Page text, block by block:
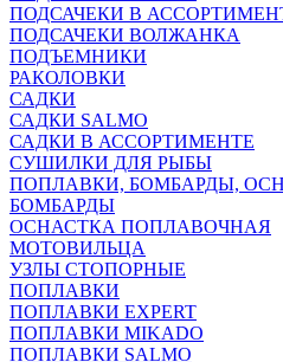
ПОДСАЧЕКИ В
ПОДСАЧЕКИ ВОЛЖАНКА
ПОДЪЕМНИКИ
РАКОЛОВКИ
САДКИ
САДКИ SALMO
САДКИ В АССОРТИМЕНТЕ
СУШИЛКИ ДЛЯ РЫБЫ
ПОПЛАВКИ, БОМБАРДЫ,
БОМБАРДЫ
ОСНАСТКА ПОПЛАВОЧНАЯ
МОТОВИЛЬЦА
УЗЛЫ СТОПОРНЫЕ
ПОПЛАВКИ
ПОПЛАВКИ EXPERT
ПОПЛАВКИ MIKADO
ПОПЛАВКИ SALMO